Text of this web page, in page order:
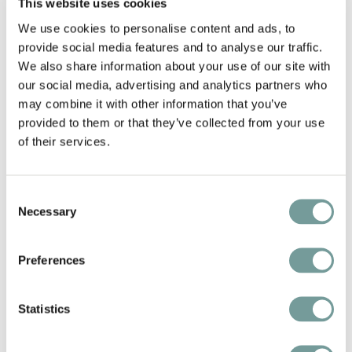
This website uses cookies
We use cookies to personalise content and ads, to
provide social media features and to analyse our traffic.
We also share information about your use of our site with
our social media, advertising and analytics partners who
may combine it with other information that you’ve
provided to them or that they’ve collected from your use
of their services.
Selection
Necessary
Preferences
Statistics
Jugendstilgebäude von 1890 im kreativen Stadtteil
Haidhausen, geführt von der vierten Generation der
Familie Seidel. Die 51 individuell gestalteten Zimmer
verbinden historische Architektur mit ikonischen
Designstücken von Vitra und Eames. Das Hotel
wurde mit den Travelers' Choice Awards Best of the
Best 2025 ausgezeichnet.